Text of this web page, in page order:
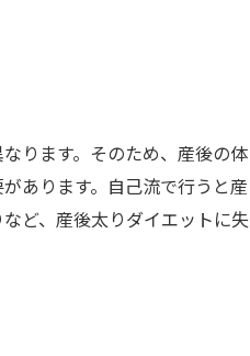
ります。そのため、産後の体
あります。自己流で行うと産
ど、産後太りダイエットに失